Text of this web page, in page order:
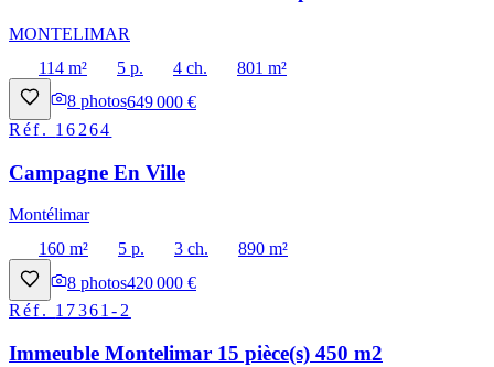
MONTELIMAR
114 m²
5 p. 4 ch.
801 m²
8 photos649 000 €
Réf. 16264
Campagne En Ville
Montélimar
160 m²
5 p. 3 ch.
890 m²
8 photos420 000 €
Réf. 17361-2
Immeuble Montelimar 15 pièce(s) 450 m2